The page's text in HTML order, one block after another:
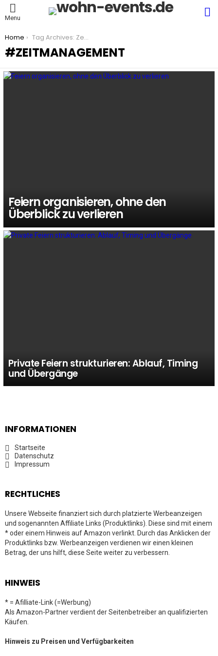
Menu
You are here:
Home Tag Archives: Zeitmanagement
ZEITMANAGEMENT
Feiern organisieren, ohne den
Überblick zu verlieren
Private Feiern strukturieren: Ablauf, Timing
und Übergänge
INFORMATIONEN
Startseite
Datenschutz
Impressum
RECHTLICHES
Unsere Webseite finanziert sich durch platzierte Werbeanzeigen
und sogenannten Affiliate Links (Produktlinks). Diese sind mit einem
* oder einem Hinweis auf Amazon verlinkt. Durch das Anklicken der
Produktlinks bzw. Werbeanzeigen verdienen wir einen kleinen
Betrag, der uns hilft, diese Seite weiter zu verbessern.
HINWEIS
* = Afilliate-Link (=Werbung)
Als Amazon-Partner verdient der Seitenbetreiber an qualifizierten
Käufen.
Hinweis zu Preisen und Verfügbarkeiten